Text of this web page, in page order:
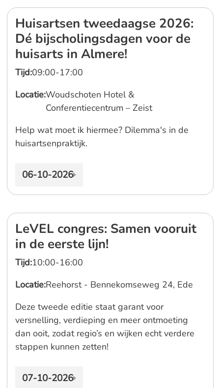
Huisartsen tweedaagse 2026:
Dé bijscholingsdagen voor de
huisarts in Almere!
Tijd:09:00-17:00
Locatie:Woudschoten Hotel &
Conferentiecentrum – Zeist
Help wat moet ik hiermee? Dilemma's in de
huisartsenpraktijk.
06-10-2026
LeVEL congres: Samen vooruit
in de eerste lijn!
Tijd:10:00-16:00
Locatie:Reehorst - Bennekomseweg 24, Ede
Deze tweede editie staat garant voor
versnelling, verdieping en meer ontmoeting
dan ooit, zodat regio’s en wijken echt verdere
stappen kunnen zetten!
07-10-2026